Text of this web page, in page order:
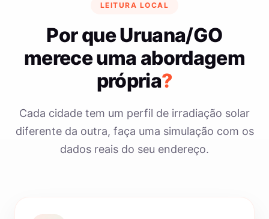
LEITURA LOCAL
Por que Uruana/GO
merece uma abordagem
própria?
Cada cidade tem um perfil de irradiação solar
diferente da outra, faça uma simulação com os
dados reais do seu endereço.